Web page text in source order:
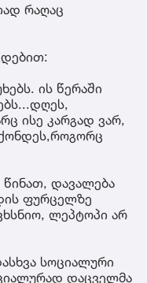
რაღაც
ის წერაში
ისე კარგად ვარ,
დავალება
ფურცელზე
ლეპტოპი არ
სოციალური
დაცველმა